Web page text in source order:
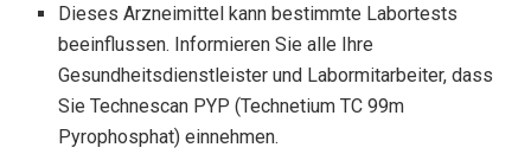
Dieses Arzneimittel kann bestimmte Labortests
beeinflussen. Informieren Sie alle Ihre
Gesundheitsdienstleister und Labormitarbeiter, dass
Sie Technescan PYP (Technetium TC 99m
Pyrophosphat) einnehmen.